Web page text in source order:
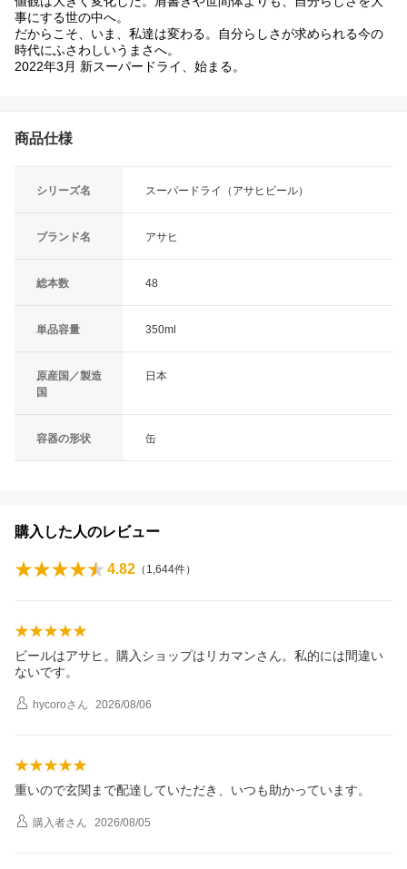
事にする世の中へ。
だからこそ、いま、私達は変わる。自分らしさが求められる今の
時代にふさわしいうまさへ。
2022年3月 新スーパードライ、始まる。
商品仕様
シリーズ名 スーパードライ（アサヒビール）
ブランド名 アサヒ
総本数 48
単品容量 350ml
原産国／製造
国
日本
容器の形状 缶
購入した人のレビュー
4.82 （ 1,644件）
ビールはアサヒ。購入ショップはリカマンさん。私的には間違い
ないです。
hycoroさん 2026/08/06
重いので玄関まで配達していただき、いつも助かっています。
購入者さん 2026/08/05